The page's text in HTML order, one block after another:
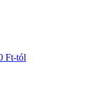
Ft-tól